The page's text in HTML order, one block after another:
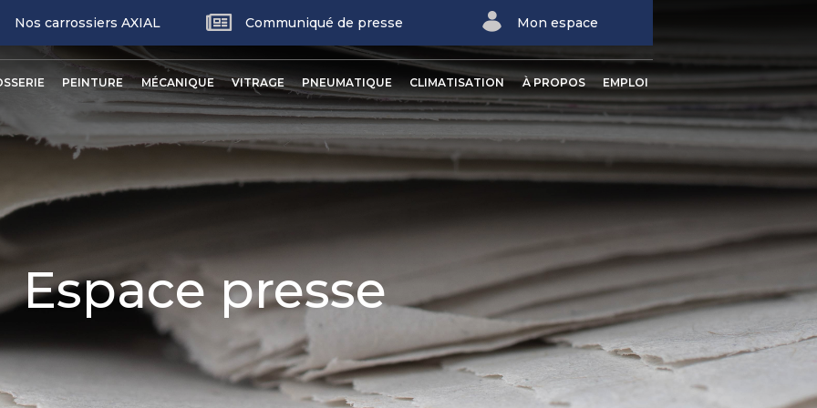
Nos carrossiers AXIAL Communiqué de presse Mon espace
PEINTURE MÉCANIQUE VITRAGE PNEUMATIQUE CLIMATISATION À PROPOS EMPLOI
Espace presse